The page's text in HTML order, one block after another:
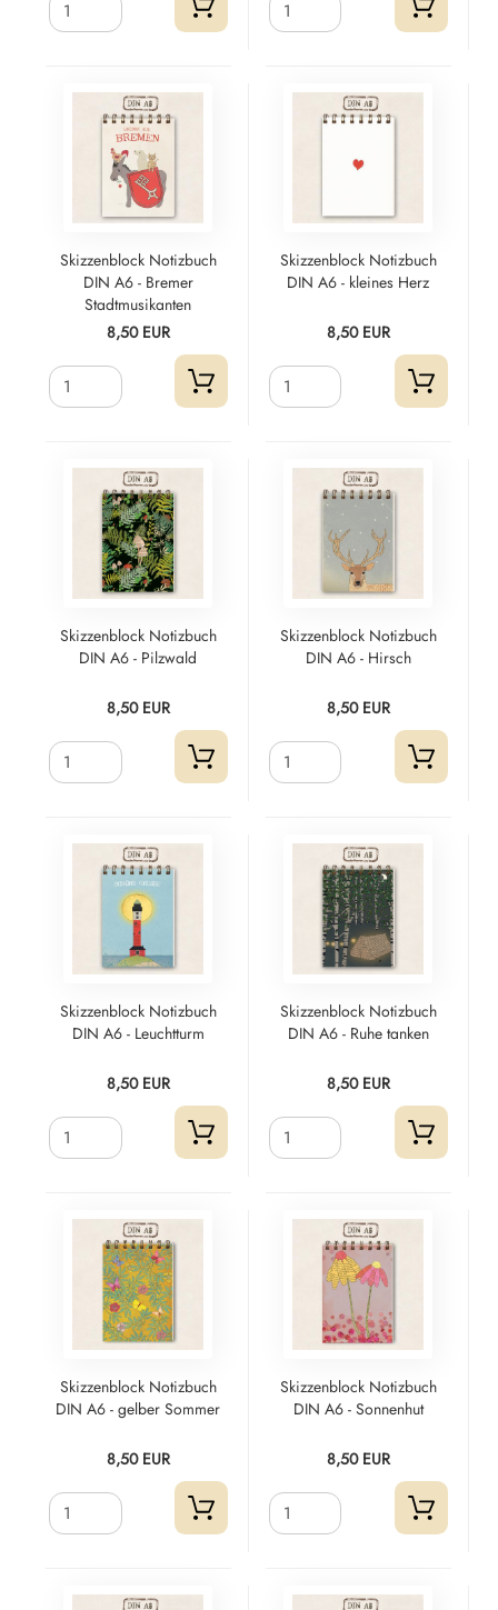
Skizzenblock Notizbuch
DIN A6 - Bremer
Stadtmusikanten
8,50 EUR
Skizzenblock Notizbuch
DIN A6 - kleines Herz
8,50 EUR
Skizzenblock Notizbuch
DIN A6 - Pilzwald
8,50 EUR
Skizzenblock Notizbuch
DIN A6 - Hirsch
8,50 EUR
Skizzenblock Notizbuch
DIN A6 - Leuchtturm
8,50 EUR
Skizzenblock Notizbuch
DIN A6 - Ruhe tanken
8,50 EUR
Skizzenblock Notizbuch
DIN A6 - gelber Sommer
8,50 EUR
Skizzenblock Notizbuch
DIN A6 - Sonnenhut
8,50 EUR